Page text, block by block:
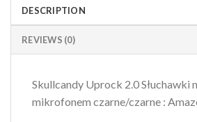
DESCRIPTION
REVIEWS (0)
Skullcandy Uprock 2.0 Słuchawki
mikrofonem czarne/czarne :